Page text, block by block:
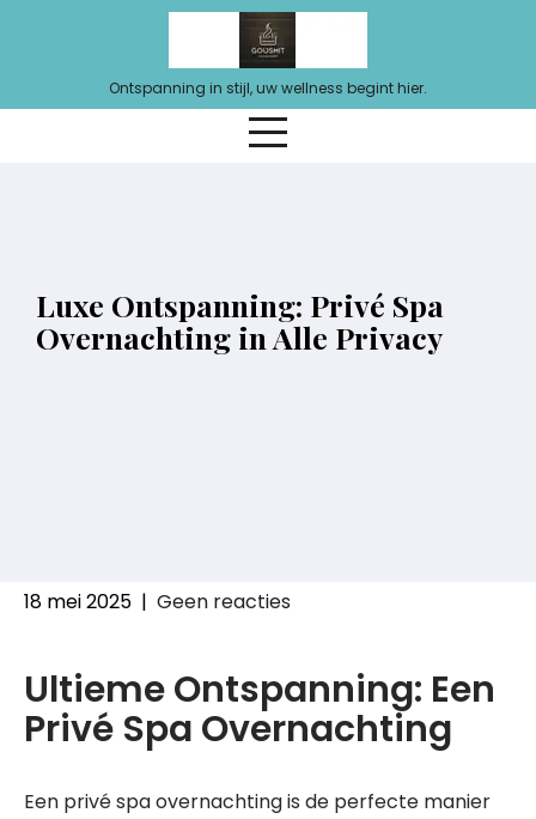
Ontspanning in stijl, uw wellness begint hier.
Luxe Ontspanning: Privé Spa
Overnachting in Alle Privacy
18 mei 2025 | Geen reacties
Ultieme Ontspanning: Een
Privé Spa Overnachting
Een privé spa overnachting is de perfecte manier